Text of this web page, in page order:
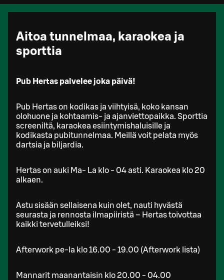
Aitoa tunnelmaa, karaokea ja
sporttia
Pub Hertas palvelee joka päivä!
Pub Hertas on kodikas ja viihtyisä, koko kansan
olohuone ja kohtaamis- ja ajanviettopaikka. Sporttia
screeniltä, karaokea esiintymishaluisille ja
kodikasta pubitunnelmaa. Meillä voit pelata myös
dartsia ja biljardia.
Hertas on auki Ma- La klo - 04 asti. Karaokea klo 20
alkaen.
Astu sisään sellaisena kuin olet, nauti hyvästä
seurasta ja rennosta ilmapiiristä – Hertas toivottaa
kaikki tervetulleiksi!
Afterwork pe-la klo 16.00 - 19.00 (Afterwork lista)
Mannarit maanantaisin klo 20.00 - 04.00